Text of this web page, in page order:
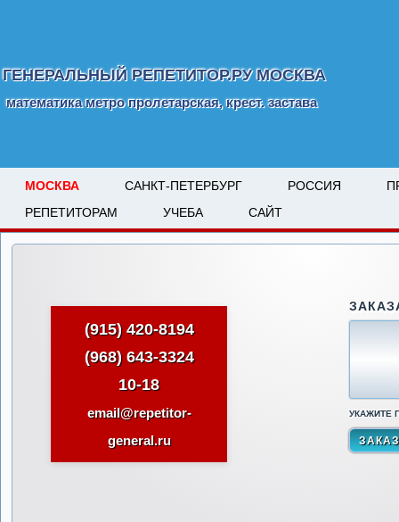
ГЕНЕРАЛЬНЫЙ РЕПЕТИТОР.РУ МОСКВА
математика метро пролетарская, крест. застава
МОСКВА САНКТ-ПЕТЕРБУРГ РОССИЯ
РЕПЕТИТОРАМ
УЧЕБА САЙТ
(915) 420-8194
(968) 643-3324
10-18
email@repetitor-
general.ru
УКАЖИТЕ